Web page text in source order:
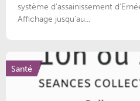
système d'assainissement
Affichage jusqu'au...
Santé